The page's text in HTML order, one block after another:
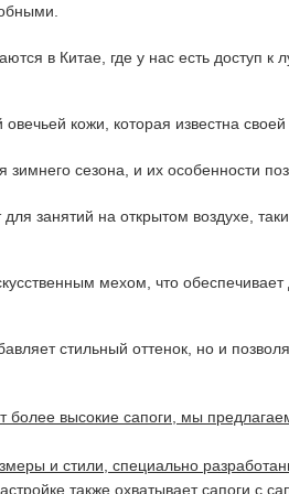
в Китае, где у нас есть доступ к
кожи, которая известна
сезона, и их особенности
занятий на открытом воздухе,
мехом, что
стильный оттенок, но и
более высокие сапоги, мы
и стили, специально
также охватывает сапоги с